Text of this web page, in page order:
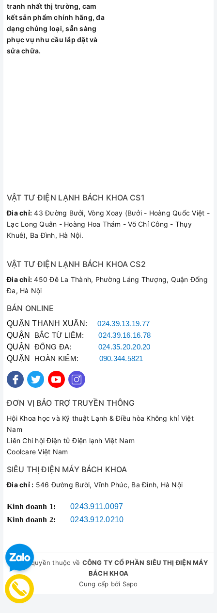
tranh nhất thị trường, cam
kết sản phẩm chính hãng, đa
dạng chủng loại, sẵn sàng
phục vụ nhu cầu lắp đặt và
sửa chữa.
VẬT TƯ ĐIỆN LẠNH BÁCH KHOA CS1
Đia chỉ: 43 Đường Bưởi, Vòng Xoay (Bưởi - Hoàng Quốc Việt -
Lạc Long Quân - Hoàng Hoa Thám - Võ Chí Công - Thụy
Khuê), Ba Đình, Hà Nội.
VẬT TƯ ĐIỆN LẠNH BÁCH KHOA CS2
Đia chỉ: 450 Đê La Thành, Phường Láng Thượng, Quận Đống
Đa, Hà Nội
BÁN ONLINE
QUẬN THANH XUÂN :024.39.13.19.77
QUẬN BẮC TỪ LIÊM:024.39.16.16.78
QUẬN ĐỐNG ĐA: 024.35.20.20.20
QUẬN HOÀN KIẾM: 090.344.5821
ĐƠN VỊ BẢO TRỢ TRUYỀN THÔNG
Hội Khoa học và Kỹ thuật Lạnh & Điều hòa Không khí Việt
Nam
Liên Chi hội Điện tử Điện lạnh Việt Nam
Coolcare Việt Nam
SIÊU THỊ ĐIỆN MÁY BÁCH KHOA
Đia chỉ : 546 Đường Bười, Vĩnh Phúc, Ba Đình, Hà Nội
Kinh doanh 1:
0243.911.0097
Kinh doanh 2:
0243.912.0210
© Bản quyền thuộc về CÔNG TY CỔ PHẦN SIÊU THỊ ĐIỆN MÁY
BÁCH KHOA
Cung cấp bởi Sapo